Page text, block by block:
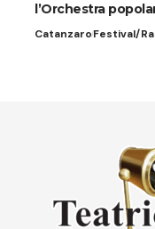
l’Orchestra
CatanzaroFestival/